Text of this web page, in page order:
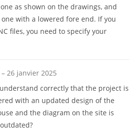
as shown on the drawings, and
with a lowered fore end. If you
files, you need to specify your
– 26 janvier 2025
correctly that the project is
with an updated design of the
and the diagram on the site is